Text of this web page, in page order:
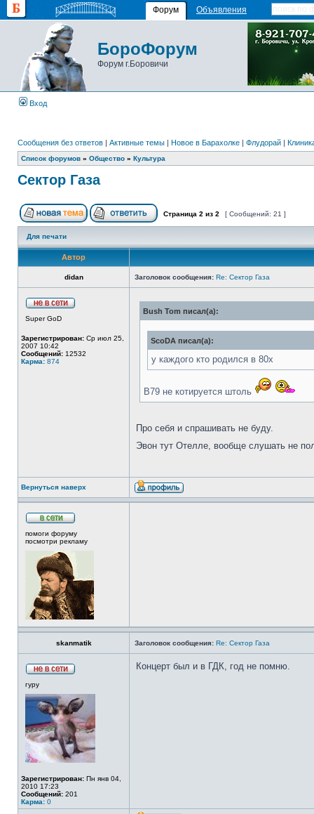
Форум Объявления
БороФорум
Форум г.Боровичи
Вход
Сообщения без ответов | Активные темы | Новое в Барахолке | Флудорай |
Список форумов » Общество » Культура
Сектор Газа
Страница 2 из 2 [ Сообщений: 21 ]
Для печати
Автор
didan Заголовок сообщения: Re: Сектор Газа
Super GoD
Зарегистрирован: Ср июл 25,
2007 10:42
Сообщений: 12532
Карма: 874
Bush Tom писал(а):
ScoDA писал(а):
у каждого кто родился в 80х
В79 не котируется штоль
Про себя и спрашивать не буду.
Эвон тут Отелле, вообще слушать не
Вернуться наверх
помоги форуму
посмотри рекламу
skanmatik Заголовок сообщения: Re: Сектор Газа
гуру
Зарегистрирован: Пн янв 04,
2010 17:23
Сообщений: 201
Карма: 0
Концерт был и в ГДК, год не помню.